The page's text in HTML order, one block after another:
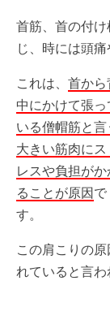
首筋、首の付
じ、時には頭痛
これは、 首から
中にかけて張っ
いる僧帽筋と言
大きい筋肉にス
レスや負担がか
ることが原因 で
す。
この肩こりの
れていると言わ